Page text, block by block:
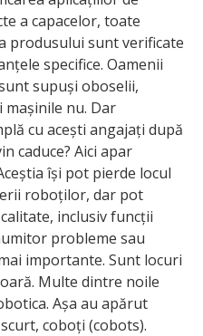
a capacelor, toate
produsului sunt verificate
specifice. Oamenii
supuși oboselii,
nu. Dar
cu acești angajați după
caduce? Aici apar
își pot pierde locul
roboților, dar pot
inclusiv funcții
probleme sau
importante. Sunt locuri
Multe dintre noile
Așa au apărut
coboți (cobots).